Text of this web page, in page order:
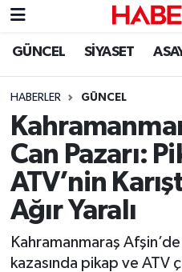
GÜNCEL SİYASET
HABERLER GÜNCEL
Can Pazarı:
ATV’nin
Ağır Yaralı
Kahramanmaraş
kazasında pikap ve ATV
GÜNCEL
SİYASET
EKONOMİ
SPOR
YAŞAM
TEKNOLOJİ
Nöbetçi Eczaneler
Hava Durumu
Kahramanmaraş
Trafik Durumu
Süper Lig Puan
Tüm Manşetler